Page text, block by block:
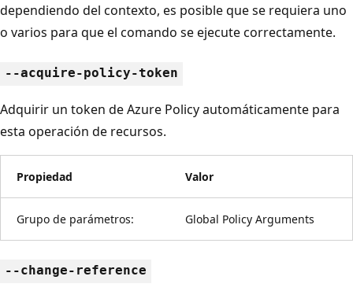
dependiendo del contexto, es posible que se requiera uno
o varios para que el comando se ejecute correctamente.
--acquire-policy-token
Adquirir un token de Azure Policy automáticamente para
esta operación de recursos.
Propiedad Valor
Grupo de parámetros: Global Policy Arguments
--change-reference